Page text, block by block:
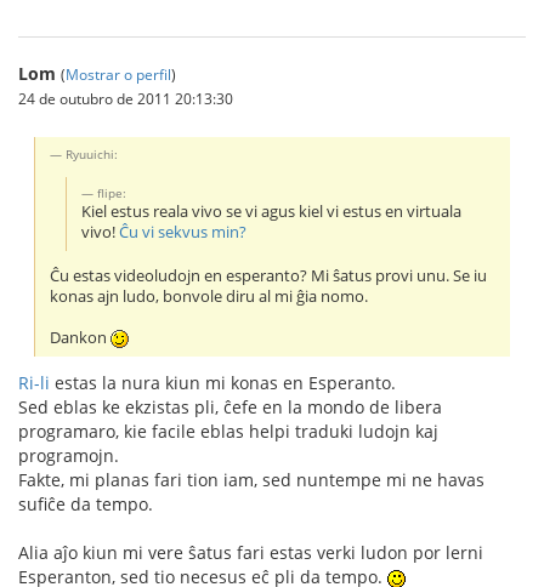
Lom (Mostrar o perfil)
24 de outubro de 2011 20:13:30
Ryuuichi:
flipe:
Kiel estus reala vivo se vi agus kiel vi estus en virtuala
vivo!Ĉu vi sekvus min?
Ĉu estas videoludojn en esperanto? Mi ŝatus provi unu. Se iu
konas ajn ludo, bonvole diru al mi ĝia nomo.
Dankon
Ri-li estas la nura kiun mi konas en Esperanto.
Sed eblas ke ekzistas pli, ĉefe en la mondo de libera
programaro, kie facile eblas helpi traduki ludojn kaj
programojn.
Fakte, mi planas fari tion iam, sed nuntempe mi ne havas
sufiĉe da tempo.
Alia aĵo kiun mi vere ŝatus fari estas verki ludon por lerni
Esperanton, sed tio necesus eĉ pli da tempo.